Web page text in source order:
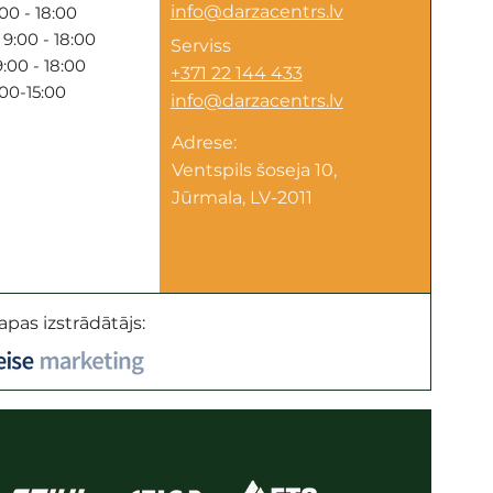
- 18:00
- 18:00
- 18:00
15:00
info@darzacentrs.lv
Serviss
+371 22 144 433
info@darzacentrs.lv
Adrese:
Ventspils šoseja 10,
Jūrmala, LV-2011
izstrādātājs: